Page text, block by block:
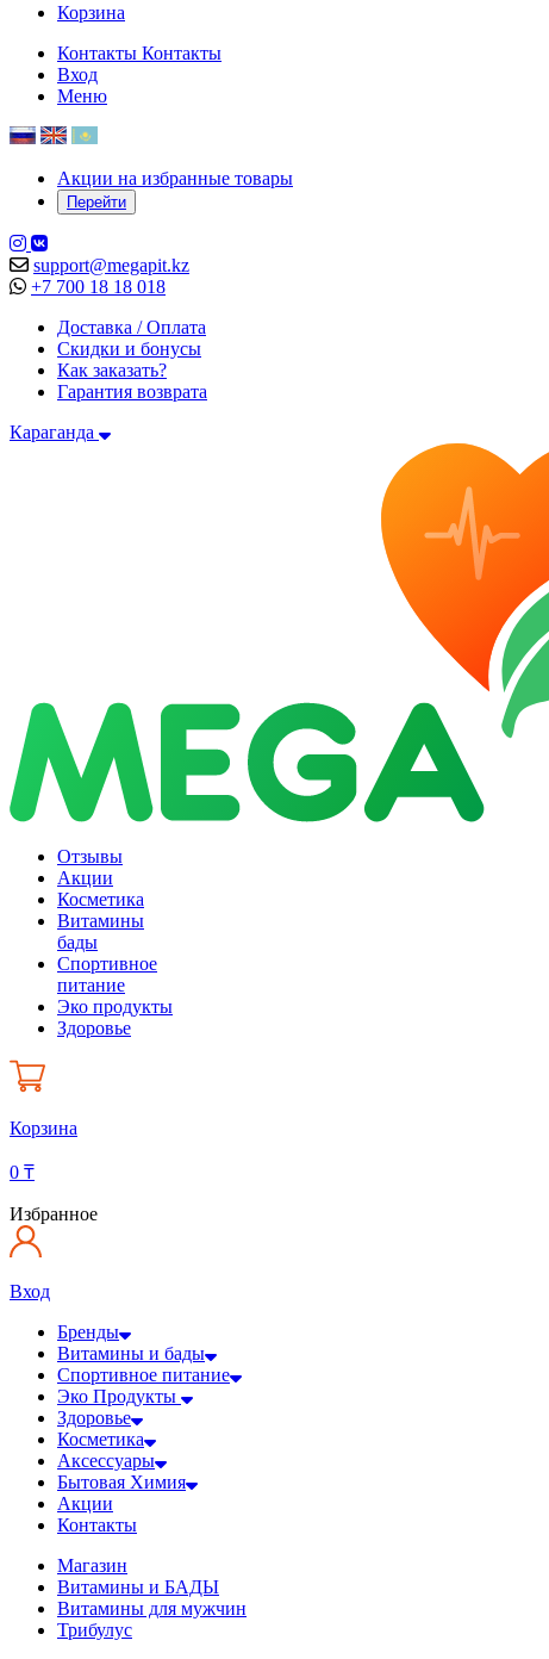
Корзина
Контакты Контакты
Вход
Меню
Акции на избранные товары
Перейти
support@megapit.kz
+7 700 18 18 018
Доставка / Оплата
Скидки и бонусы
Как заказать?
Гарантия возврата
Караганда
Отзывы
Акции
Косметика
Витамины
бады
Спортивное
питание
Эко продукты
Здоровье
Корзина
0 ₸
Избранное
Вход
Бренды
Витамины и бады
Спортивное питание
Эко Продукты
Здоровье
Косметика
Аксессуары
Бытовая Химия
Акции
Контакты
Магазин
Витамины и БАДЫ
Витамины для мужчин
Трибулус